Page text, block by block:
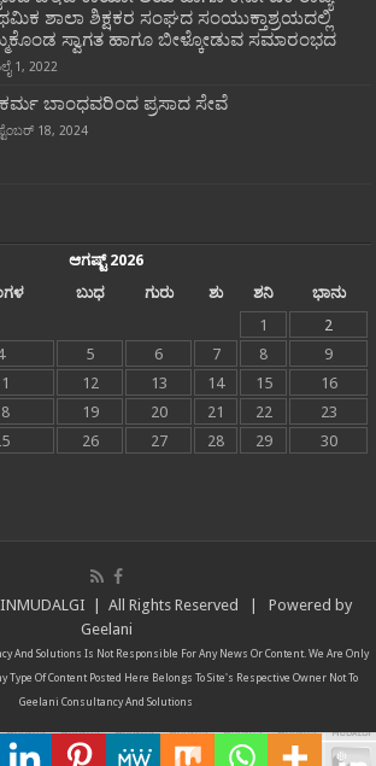
ಶಾಲಾ ಶಿಕ್ಷಕರ ಸಂಘದ ಸಂಯುಕ್ತಾಶ್ರಯದಲ್ಲಿ
ಸ್ವಾಗತ ಹಾಗೂ ಬೀಳ್ಕೋಡುವ ಸಮಾರಂಭದ
1, 2022
ಬಾಂಧವರಿಂದ ಪ್ರಸಾದ ಸೇವೆ
18, 2024
ಆಗಷ್ಟ್ 2026
ಬುಧ ಗುರು ಶು ಶನಿ
ಭಾನು
1
2
5 6 7 8
9
12 13 14 15
16
19 20 21 22
23
26 27 28 29
30
INMUDALGI | All Rights Reserved | Powered by
Geelani
And Solutions Is Not Responsible For Any News Or Content. We Are Only
Type Of Content Posted Here Belongs To Site's Respective Owner Not To
Geelani Consultancy And Solutions